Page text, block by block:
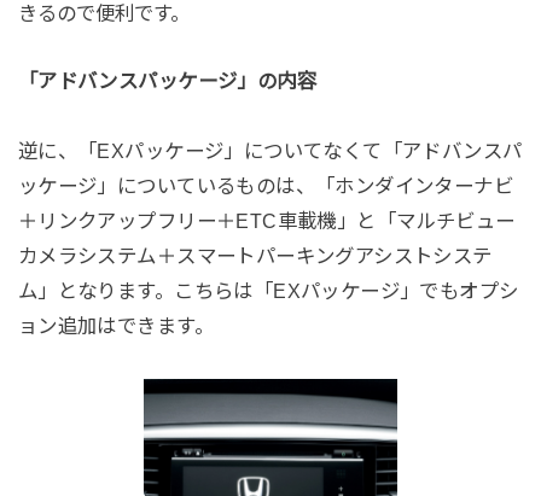
きるので便利です。
「アドバンスパッケージ」の内容
逆に、「EXパッケージ」についてなくて「アドバンスパ
ッケージ」についているものは、「ホンダインターナビ
＋リンクアップフリー＋ETC車載機」と「マルチビュー
カメラシステム＋スマートパーキングアシストシステ
ム」となります。こちらは「EXパッケージ」でもオプシ
ョン追加はできます。